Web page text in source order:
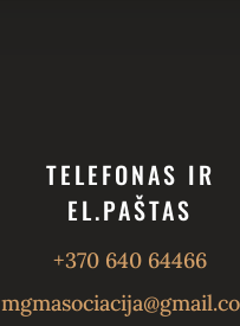
TELEFONAS IR
EL.PAŠTAS
+370 640 64466